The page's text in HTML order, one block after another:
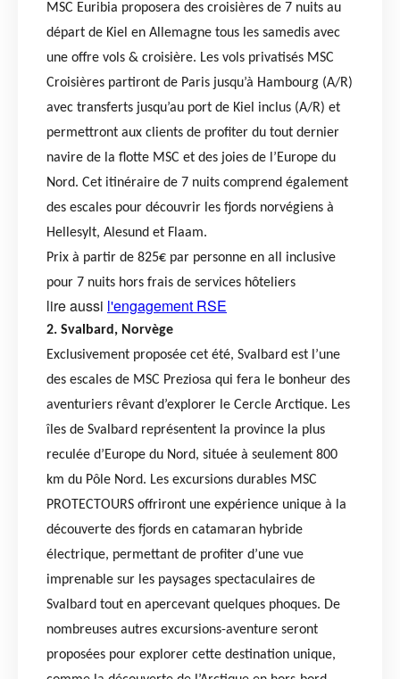
MSC Euribia proposera des croisières de 7 nuits au
départ de Kiel en Allemagne tous les samedis avec
une offre vols & croisière. Les vols privatisés MSC
Croisières partiront de Paris jusqu’à Hambourg (A/R)
avec transferts jusqu’au port de Kiel inclus (A/R) et
permettront aux clients de profiter du tout dernier
navire de la flotte MSC et des joies de l’Europe du
Nord. Cet itinéraire de 7 nuits comprend également
des escales pour découvrir les fjords norvégiens à
Hellesylt, Alesund et Flaam.
Prix à partir de 825€ par personne en all inclusive
pour 7 nuits hors frais de services hôteliers
lire aussi l'engagement RSE
2. Svalbard, Norvège
Exclusivement proposée cet été, Svalbard est l’une
des escales de MSC Preziosa qui fera le bonheur des
aventuriers rêvant d’explorer le Cercle Arctique. Les
îles de Svalbard représentent la province la plus
reculée d’Europe du Nord, située à seulement 800
km du Pôle Nord. Les excursions durables MSC
PROTECTOURS offriront une expérience unique à la
découverte des fjords en catamaran hybride
électrique, permettant de profiter d’une vue
imprenable sur les paysages spectaculaires de
Svalbard tout en apercevant quelques phoques. De
nombreuses autres excursions-aventure seront
proposées pour explorer cette destination unique,